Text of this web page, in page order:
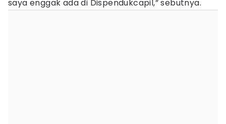
saya enggak ada di Dispendukcapil,” sebutnya.